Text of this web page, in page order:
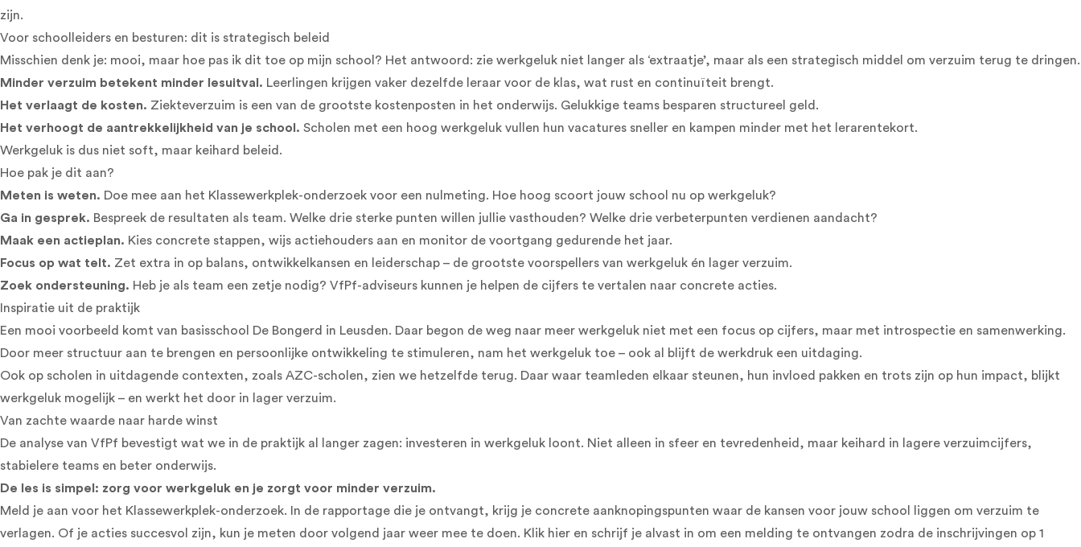
zijn.
Voor schoolleiders en besturen: dit is strategisch beleid
Misschien denk je: mooi, maar hoe pas ik dit toe op mijn school? Het antwoord: zie werkgeluk niet langer als ‘extraatje’, maar als een strategisch middel om verzuim terug te dringen.
Minder verzuim betekent minder lesuitval. Leerlingen krijgen vaker dezelfde leraar voor de klas, wat rust en continuïteit brengt.
Het verlaagt de kosten. Ziekteverzuim is een van de grootste kostenposten in het onderwijs. Gelukkige teams besparen structureel geld.
Het verhoogt de aantrekkelijkheid van je school. Scholen met een hoog werkgeluk vullen hun vacatures sneller en kampen minder met het lerarentekort.
Werkgeluk is dus niet soft, maar keihard beleid.
Hoe pak je dit aan?
Meten is weten. Doe mee aan het Klassewerkplek-onderzoek voor een nulmeting. Hoe hoog scoort jouw school nu op werkgeluk?
Ga in gesprek. Bespreek de resultaten als team. Welke drie sterke punten willen jullie vasthouden? Welke drie verbeterpunten verdienen aandacht?
Maak een actieplan. Kies concrete stappen, wijs actiehouders aan en monitor de voortgang gedurende het jaar.
Focus op wat telt. Zet extra in op balans, ontwikkelkansen en leiderschap – de grootste voorspellers van werkgeluk én lager verzuim.
Zoek ondersteuning. Heb je als team een zetje nodig? VfPf-adviseurs kunnen je helpen de cijfers te vertalen naar concrete acties.
Inspiratie uit de praktijk
Een mooi voorbeeld komt van basisschool
De Bongerd in Leusden. Daar begon de weg naar meer werkgeluk niet met een focus op cijfers, maar met introspectie en samenwerking.
Door meer structuur aan te brengen en persoonlijke ontwikkeling te stimuleren, nam het werkgeluk toe – ook al blijft de werkdruk een uitdaging.
Ook op scholen in uitdagende contexten, zoals AZC-scholen, zien we hetzelfde terug. Daar waar teamleden elkaar steunen, hun invloed pakken en trots zijn op hun impact, blijkt
werkgeluk mogelijk – en werkt het door in lager verzuim.
Van zachte waarde naar harde winst
De analyse van VfPf bevestigt wat we in de praktijk al langer zagen: investeren in werkgeluk loont. Niet alleen in sfeer en tevredenheid, maar keihard in lagere verzuimcijfers,
stabielere teams en beter onderwijs.
De les is simpel: zorg voor werkgeluk en je zorgt voor minder verzuim.
Meld je aan voor het Klassewerkplek-onderzoek. In de rapportage die je ontvangt, krijg je concrete aanknopingspunten waar de kansen voor jouw school liggen om verzuim te
verlagen. Of je acties succesvol zijn, kun je meten door volgend jaar weer mee te doen. Klik hier en schrijf je alvast in om een melding te ontvangen zodra de inschrijvingen op 1